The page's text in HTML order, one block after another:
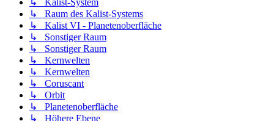
↳ Kalist-System
↳ Raum des Kalist-Systems
↳ Kalist VI - Planetenoberfläche
↳ Sonstiger Raum
↳ Sonstiger Raum
↳ Kernwelten
↳ Kernwelten
↳ Coruscant
↳ Orbit
↳ Planetenoberfläche
↳ Höhere Ebene